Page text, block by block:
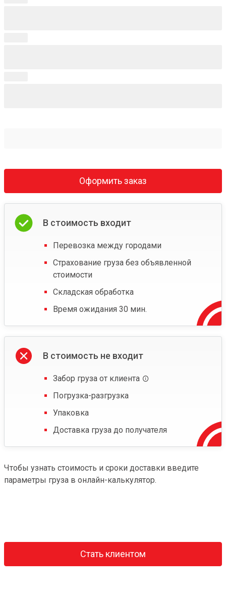
Оформить заказ
В стоимость входит
Перевозка между городами
Страхование груза без объявленной
стоимости
Складская обработка
Время ожидания 30 мин.
В стоимость не входит
Забор груза от клиента
Погрузка-разгрузка
Упаковка
Доставка груза до получателя
Чтобы узнать стоимость и сроки доставки введите
параметры груза в онлайн-калькулятор.
Стать клиентом